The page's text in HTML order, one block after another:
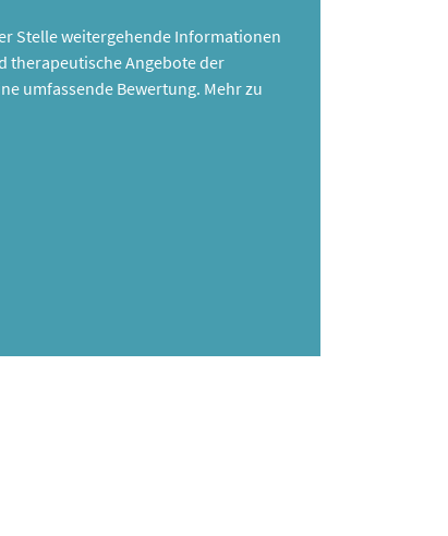
Stelle weitergehende Informationen
therapeutische Angebote der
umfassende Bewertung. Mehr zu